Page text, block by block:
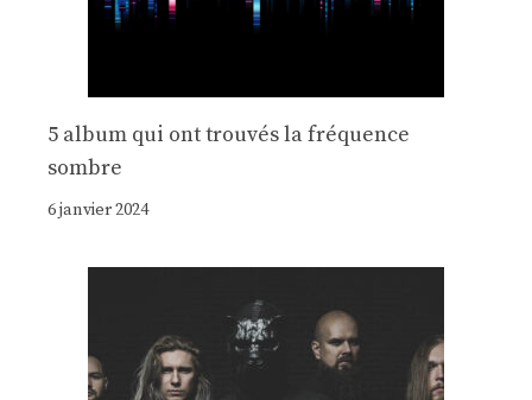
5 album qui ont trouvés la fréquence
sombre
6 janvier 2024